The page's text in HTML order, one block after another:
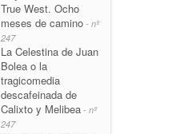
True West. Ocho
meses de camino - nº
247
La Celestina de Juan
Bolea o la
tragicomedia
descafeinada de
Calixto y Melibea - nº
247